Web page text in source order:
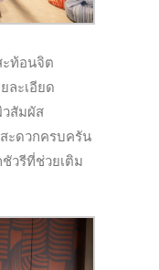
ท้อนจิต
ะเอียด
วสัมผัส
ะดวกครบครัน
วรีที่ช่วยเติม